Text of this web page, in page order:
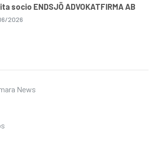
socio ENDSJÖ ADVOKATFIRMA AB
2026
News